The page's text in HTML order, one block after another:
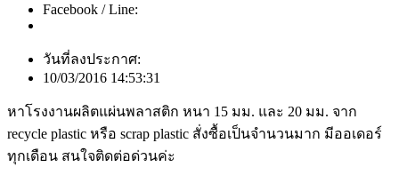
Facebook / Line:
วันที่ลงประกาศ:
10/03/2016 14:53:31
หาโรงงานผลิตแผ่นพลาสติก หนา 15 มม. และ 20 มม. จาก
recycle plastic หรือ scrap plastic สั่งซื้อเป็นจำนวนมาก มีออเดอร์
ทุกเดือน สนใจติดต่อด่วนค่ะ